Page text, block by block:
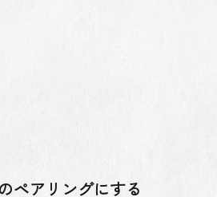
ペアリングにする